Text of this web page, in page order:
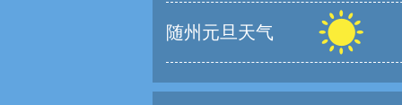
随州元旦天气